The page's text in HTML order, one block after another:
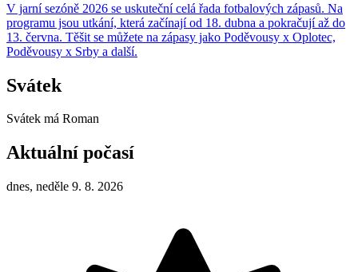
V jarní sezóně 2026 se uskuteční celá řada fotbalových zápasů. Na
programu jsou utkání, která začínají od 18. dubna a pokračují až do
13. června. Těšit se můžete na zápasy jako Poděvousy x Oplotec,
Poděvousy x Srby a další.
Svátek
Svátek má Roman
Aktuální počasí
dnes, neděle 9. 8. 2026